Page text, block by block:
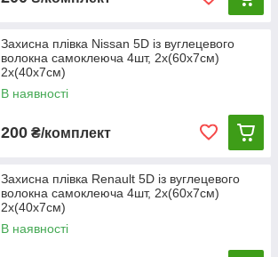
Захисна плівка Nissan 5D із вуглецевого
волокна самоклеюча 4шт, 2х(60х7см)
2х(40х7см)
В наявності
200 ₴/комплект
Захисна плівка Renault 5D із вуглецевого
волокна самоклеюча 4шт, 2х(60х7см)
2х(40х7см)
В наявності